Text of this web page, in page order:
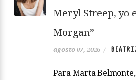
Meryl Streep, yo
Morgan”
agosto 07, 2026 /
Para Marta